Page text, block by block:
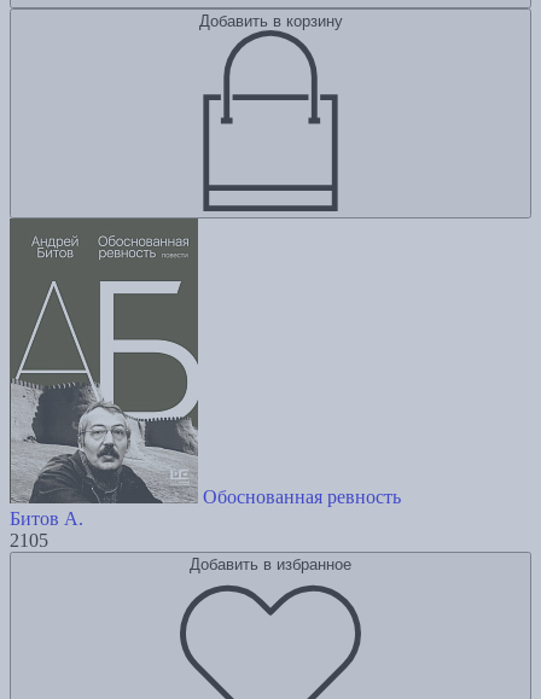
Добавить в корзину
Обоснованная ревность
Битов А.
2105
Добавить в избранное